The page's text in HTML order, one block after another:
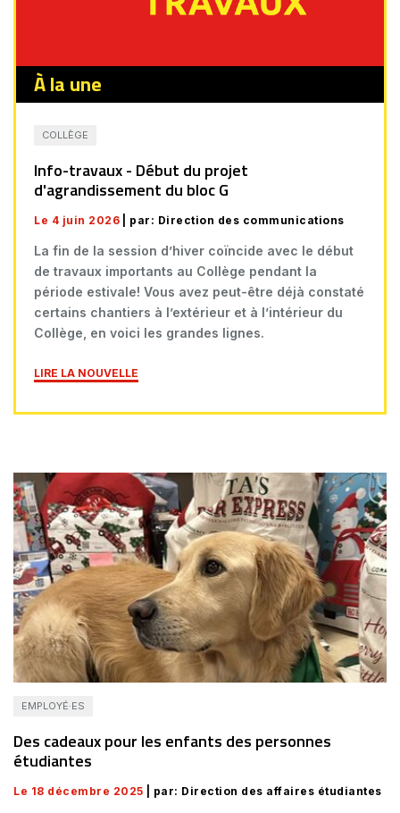
À la une
COLLÈGE
Info-travaux - Début du projet
d'agrandissement du bloc G
Le 4 juin 2026 | par: Direction des communications
La fin de la session d’hiver coïncide avec le début
de travaux importants au Collège pendant la
période estivale! Vous avez peut-être déjà constaté
certains chantiers à l’extérieur et à l’intérieur du
Collège, en voici les grandes lignes.
LIRE LA NOUVELLE
EMPLOYÉ·ES
Des cadeaux pour les enfants des personnes
étudiantes
Le 18 décembre 2025 | par: Direction des affaires étudiantes